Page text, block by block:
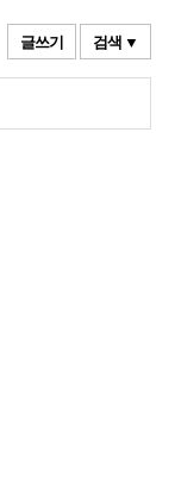
글쓰기 검색 ▼